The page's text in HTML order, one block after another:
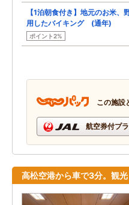
【1泊朝食付き】地元のお米、
用したバイキング (通年)
ポイント2%
この施設
航空券付プ
高松空港から車で3分。観